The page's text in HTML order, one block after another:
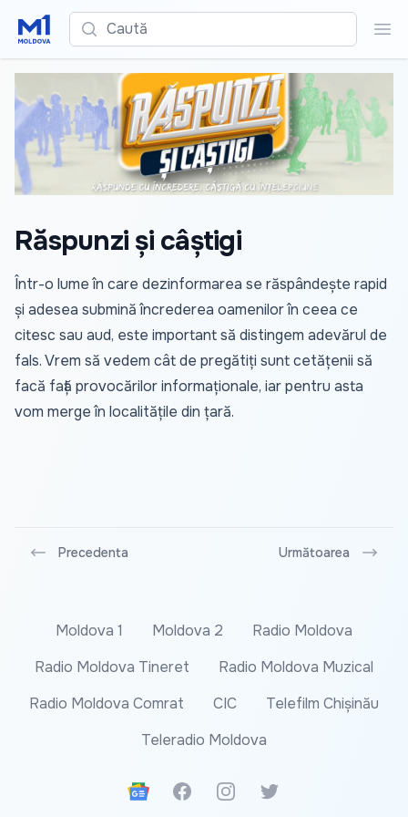
Caută
Răspunzi și câștigi
Într-o lume în care dezinformarea se răspândește rapid
și adesea submină încrederea oamenilor în ceea ce
citesc sau aud, este important să distingem adevărul de
fals. Vrem să vedem cât de pregătiți sunt cetățenii să
facă față provocărilor informaționale, iar pentru asta
vom merge în localitățile din țară.
Precedenta Următoarea
Moldova 1 Moldova 2
Radio Moldova
Radio Moldova Tineret
Radio Moldova Muzical
Radio Moldova Comrat
CIC
Telefilm Chișinău
Teleradio Moldova
Google News
FacebookInstagramTwitter